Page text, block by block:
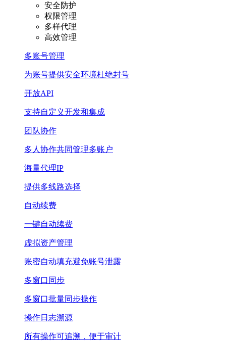
安全防护
权限管理
多样代理
高效管理
多账号管理
为账号提供安全环境杜绝封号
开放API
支持自定义开发和集成
团队协作
多人协作共同管理多账户
海量代理IP
提供多线路选择
自动续费
一键自动续费
虚拟资产管理
账密自动填充避免账号泄露
多窗口同步
多窗口批量同步操作
操作日志溯源
所有操作可追溯，便于审计